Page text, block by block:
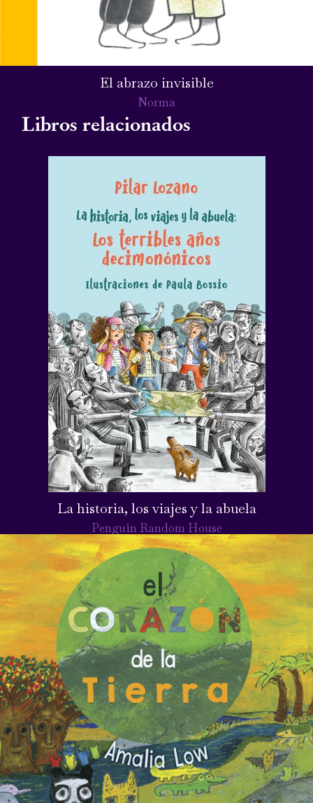
El abrazo invisible
Norma
Libros relacionados
La historia, los viajes y la abuela
Penguin Random House